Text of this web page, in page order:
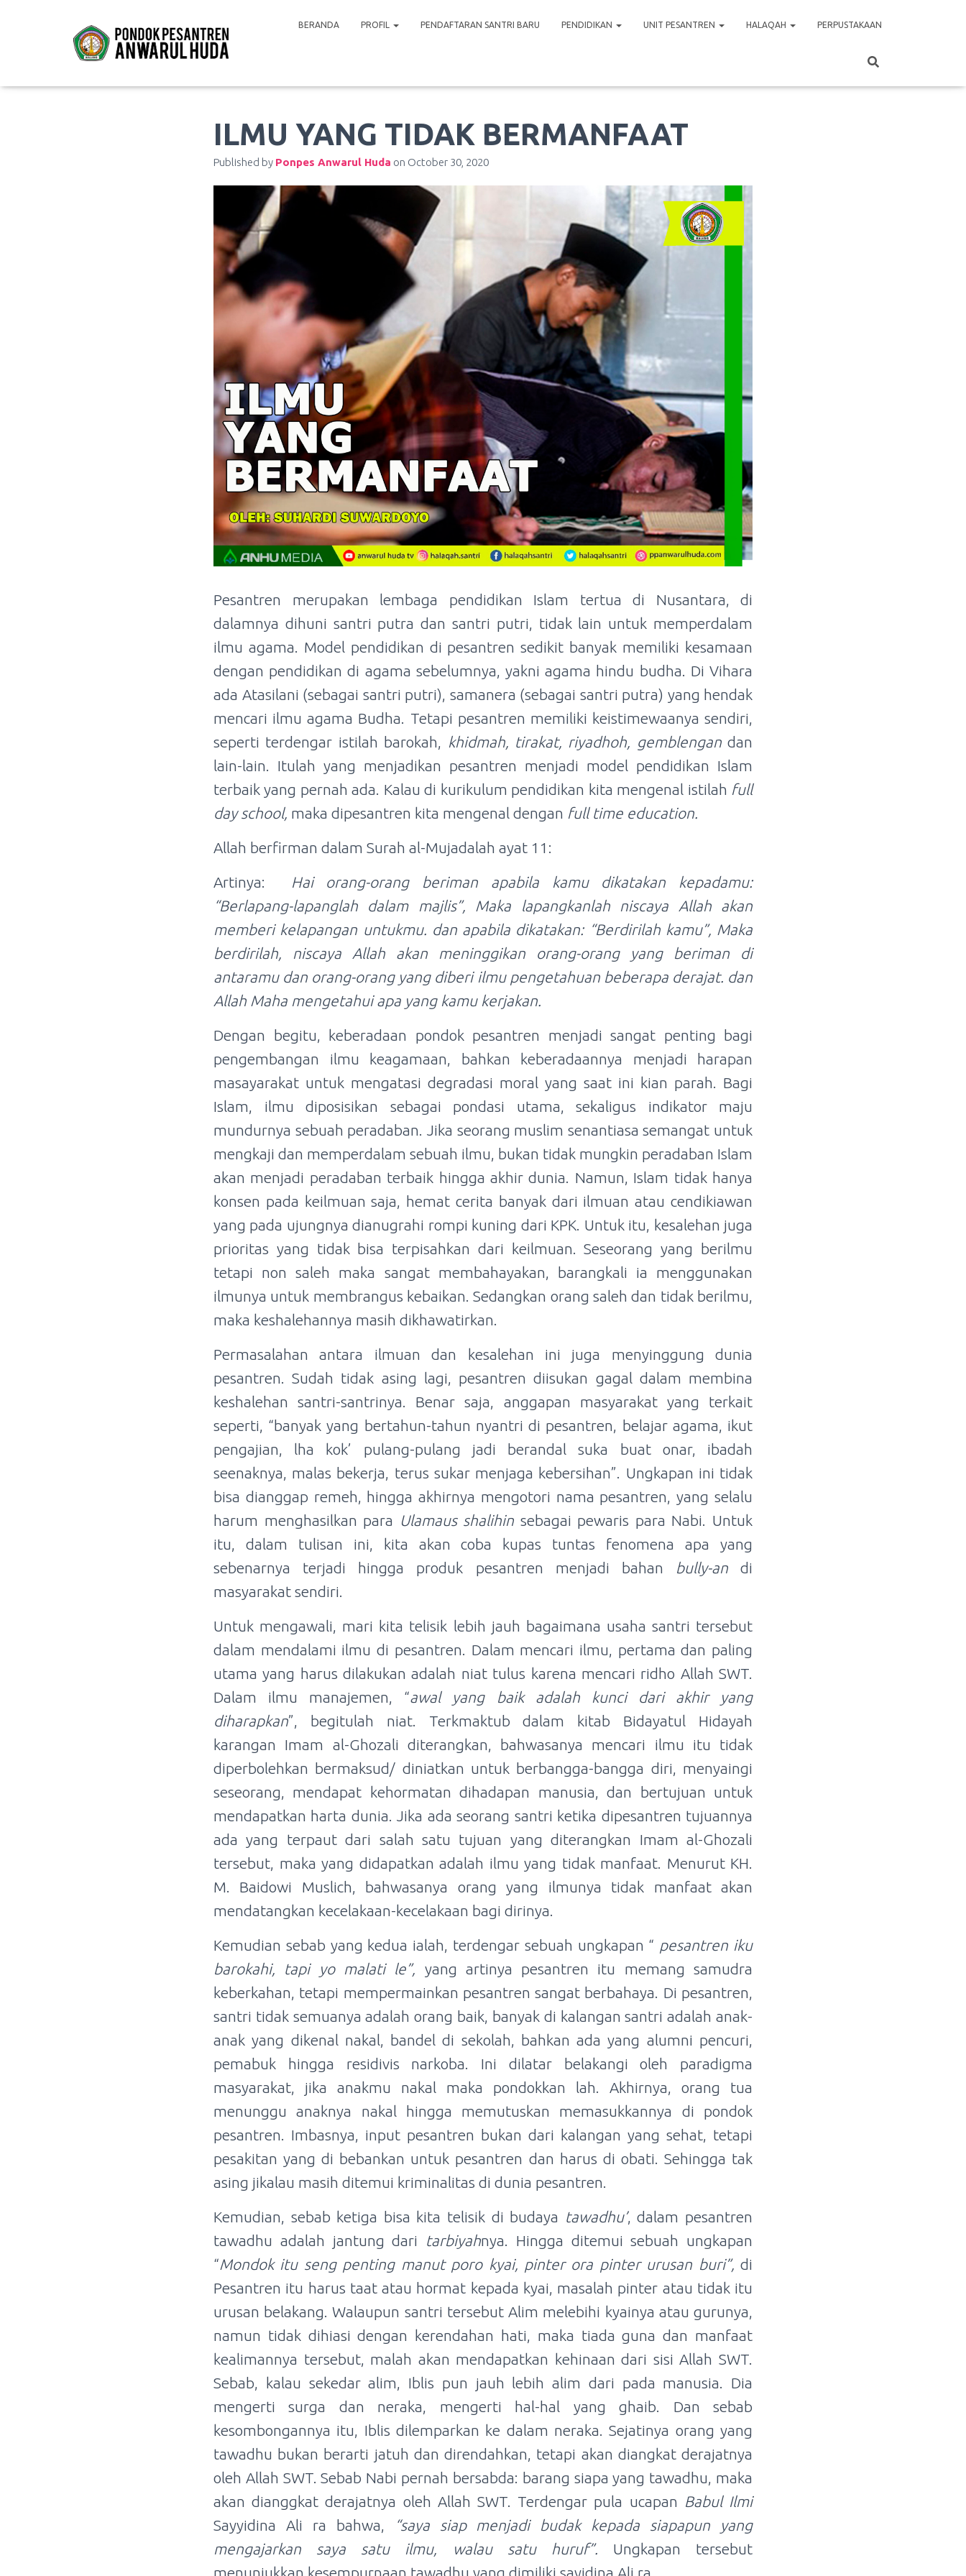
BERANDA PROFIL PENDAFTARAN SANTRI BARU PENDIDIKAN UNIT PESANTREN HALAQAH PERPUSTAKAAN
ILMU YANG TIDAK BERMANFAAT
Published by Ponpes Anwarul Huda on October 30, 2020
Pesantren merupakan lembaga pendidikan Islam tertua di Nusantara, di
dalamnya dihuni santri putra dan santri putri, tidak lain untuk memperdalam
ilmu agama. Model pendidikan di pesantren sedikit banyak memiliki kesamaan
dengan pendidikan di agama sebelumnya, yakni agama hindu budha. Di Vihara
ada Atasilani (sebagai santri putri), samanera (sebagai santri putra) yang hendak
mencari ilmu agama Budha. Tetapi pesantren memiliki keistimewaanya sendiri,
seperti terdengar istilah barokah, khidmah, tirakat, riyadhoh, gemblengandan
lain-lain. Itulah yang menjadikan pesantren menjadi model pendidikan Islam
terbaik yang pernah ada. Kalau di kurikulum pendidikan kita mengenal istilah full
day school, maka dipesantren kita mengenal dengan full time education.
Allah berfirman dalam Surah al-Mujadalah ayat 11:
Artinya:
Hai orang-orang beriman apabila kamu dikatakan kepadamu:
“Berlapang-lapanglah dalam majlis”, Maka lapangkanlah niscaya Allah akan
memberi kelapangan untukmu. dan apabila dikatakan: “Berdirilah kamu”, Maka
berdirilah, niscaya Allah akan meninggikan orang-orang yang beriman di
antaramu dan orang-orang yang diberi ilmu pengetahuan beberapa derajat. dan
Allah Maha mengetahui apa yang kamu kerjakan.
Dengan begitu, keberadaan pondok pesantren menjadi sangat penting bagi
pengembangan ilmu keagamaan, bahkan keberadaannya menjadi harapan
masayarakat untuk mengatasi degradasi moral yang saat ini kian parah. Bagi
Islam, ilmu diposisikan sebagai pondasi utama, sekaligus indikator maju
mundurnya sebuah peradaban. Jika seorang muslim senantiasa semangat untuk
mengkaji dan memperdalam sebuah ilmu, bukan tidak mungkin peradaban Islam
akan menjadi peradaban terbaik hingga akhir dunia. Namun, Islam tidak hanya
konsen pada keilmuan saja, hemat cerita banyak dari ilmuan atau cendikiawan
yang pada ujungnya dianugrahi rompi kuning dari KPK. Untuk itu, kesalehan juga
prioritas yang tidak bisa terpisahkan dari keilmuan. Seseorang yang berilmu
tetapi non saleh maka sangat membahayakan, barangkali ia menggunakan
ilmunya untuk membrangus kebaikan. Sedangkan orang saleh dan tidak berilmu,
maka keshalehannya masih dikhawatirkan.
Permasalahan antara ilmuan dan kesalehan ini juga menyinggung dunia
pesantren. Sudah tidak asing lagi, pesantren diisukan gagal dalam membina
keshalehan santri-santrinya. Benar saja, anggapan masyarakat yang terkait
seperti, “banyak yang bertahun-tahun nyantri di pesantren, belajar agama, ikut
pengajian, lha kok’ pulang-pulang jadi berandal suka buat onar, ibadah
seenaknya, malas bekerja, terus sukar menjaga kebersihan”. Ungkapan ini tidak
bisa dianggap remeh, hingga akhirnya mengotori nama pesantren, yang selalu
harum menghasilkan para Ulamausshalihin sebagai pewaris para Nabi. Untuk
itu, dalam tulisan ini, kita akan coba kupas tuntas fenomena apa yang
sebenarnya terjadi hingga produk pesantren menjadi bahan bully-an di
masyarakat sendiri.
Untuk mengawali, mari kita telisik lebih jauh bagaimana usaha santri tersebut
dalam mendalami ilmu di pesantren. Dalam mencari ilmu, pertama dan paling
utama yang harus dilakukan adalah niat tulus karena mencari ridho Allah SWT.
Dalam ilmu manajemen, “awal yang baik adalah kunci dari akhir
yang
diharapkan”, begitulah niat. Terkmaktub dalam kitab Bidayatul Hidayah
karangan Imam al-Ghozali diterangkan, bahwasanya mencari ilmu itu tidak
diperbolehkan bermaksud/ diniatkan untuk berbangga-bangga diri, menyaingi
seseorang, mendapat kehormatan dihadapan manusia, dan bertujuan untuk
mendapatkan harta dunia. Jika ada seorang santri ketika dipesantren tujuannya
ada yang terpaut dari salah satu tujuan yang diterangkan Imam al-Ghozali
tersebut, maka yang didapatkan adalah ilmu yang tidak manfaat. Menurut KH.
M. Baidowi Muslich, bahwasanya orang yang ilmunya tidak manfaat akan
mendatangkan kecelakaan-kecelakaan bagi dirinya.
Kemudian sebab yang kedua ialah, terdengar sebuah ungkapan “ pesantren iku
barokahi, tapi yo malati le”, yang artinya pesantren itu memang samudra
keberkahan, tetapi mempermainkan pesantren sangat berbahaya. Di pesantren,
santri tidak semuanya adalah orang baik, banyak di kalangan santri adalah anak-
anak yang dikenal nakal, bandel di sekolah, bahkan ada yang alumni pencuri,
pemabuk hingga residivis narkoba. Ini dilatar belakangi oleh paradigma
masyarakat, jika anakmu nakal maka pondokkan lah. Akhirnya, orang tua
menunggu anaknya nakal hingga memutuskan memasukkannya di pondok
pesantren. Imbasnya, input pesantren bukan dari kalangan yang sehat, tetapi
pesakitan yang di bebankan untuk pesantren dan harus di obati. Sehingga tak
asing jikalau masih ditemui kriminalitas di dunia pesantren.
Kemudian, sebab ketiga bisa kita telisik di budaya tawadhu’, dalam pesantren
tawadhu adalah jantung dari tarbiyahnya. Hingga ditemui sebuah ungkapan
“Mondok itu seng penting manut poro kyai, pinter ora pinter urusan buri”, di
Pesantren itu harus taat atau hormat kepada kyai, masalah pinter atau tidak itu
urusan belakang. Walaupun santri tersebut Alim melebihi kyainya atau gurunya,
namun tidak dihiasi dengan kerendahan hati, maka tiada guna dan manfaat
kealimannya tersebut, malah akan mendapatkan kehinaan dari sisi Allah SWT.
Sebab, kalau sekedar alim, Iblis pun jauh lebih alim dari pada manusia. Dia
mengerti surga dan neraka, mengerti hal-hal yang ghaib. Dan sebab
kesombongannya itu, Iblis dilemparkan ke dalam neraka. Sejatinya orang yang
tawadhu bukan berarti jatuh dan direndahkan, tetapi akan diangkat derajatnya
oleh Allah SWT. Sebab Nabi pernah bersabda: barang siapa yang tawadhu, maka
akan dianggkat derajatnya oleh Allah SWT. Terdengar pula ucapan Babul Ilmi
Sayyidina Ali ra bahwa,
“saya siap menjadi budak kepada siapapun yang
mengajarkan saya satu ilmu, walau satu huruf”. Ungkapan tersebut